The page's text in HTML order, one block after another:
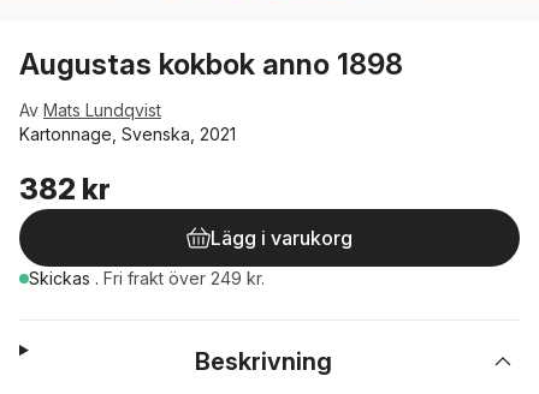
Augustas kokbok anno 1898
Av Mats Lundqvist
Kartonnage, Svenska, 2021
382 kr
Lägg i varukorg
Skickas . Fri frakt över 249 kr.
Beskrivning